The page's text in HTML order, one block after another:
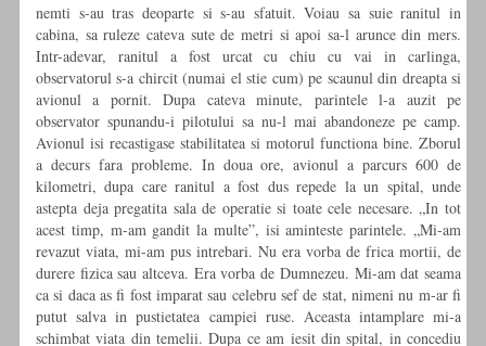
nemti s-au tras deoparte si s-au sfatuit. Voiau sa suie ranitul in
cabina, sa ruleze cateva sute de metri si apoi sa-l arunce din mers.
Intr-adevar, ranitul a fost urcat cu chiu cu vai in carlinga,
observatorul s-a chircit (numai el stie cum) pe scaunul din dreapta si
avionul a pornit. Dupa cateva minute, parintele l-a auzit pe
observator spunandu-i pilotului sa nu-l mai abandoneze pe camp.
Avionul isi recastigase stabilitatea si motorul functiona bine. Zborul
a decurs fara probleme. In doua ore, avionul a parcurs 600 de
kilometri, dupa care ranitul a fost dus repede la un spital, unde
astepta deja pregatita sala de operatie si toate cele necesare. „In tot
acest timp, m-am gandit la multe”, isi aminteste parintele. „Mi-am
revazut viata, mi-am pus intrebari. Nu era vorba de frica mortii, de
durere fizica sau altceva. Era vorba de Dumnezeu. Mi-am dat seama
ca si daca as fi fost imparat sau celebru sef de stat, nimeni nu m-ar fi
putut salva in pustietatea campiei ruse. Aceasta intamplare mi-a
schimbat viata din temelii. Dupa ce am iesit din spital, in concediu